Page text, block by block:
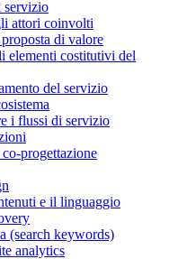
servizio
attori coinvolti
di valore
elementi costitutivi del
del servizio
i flussi di servizio
progettazione
e il linguaggio
(search keywords)
analytics